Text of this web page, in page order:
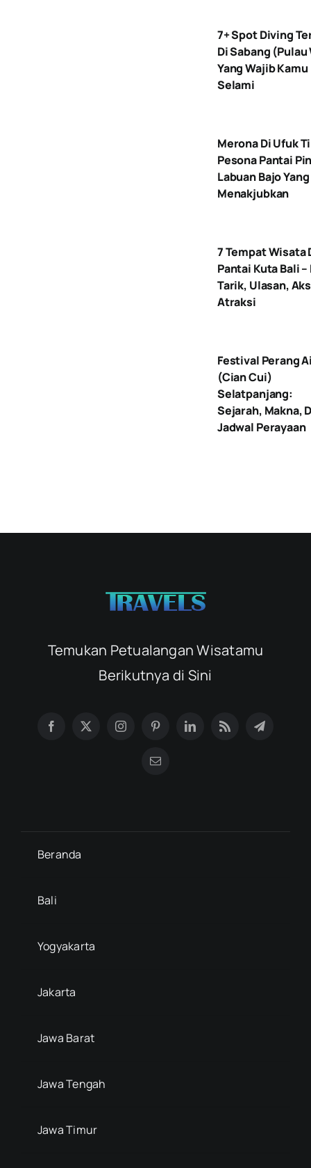
7+ Spot Diving
Di Sabang (Pulau
Yang Wajib Kamu
Selami
Merona Di Ufuk
Pesona Pantai
Labuan Bajo Yang
Menakjubkan
7 Tempat Wisata
Pantai Kuta Bali –
Tarik, Ulasan,
Atraksi
Festival Perang
(Cian Cui)
Selatpanjang:
Sejarah, Makna,
Jadwal Perayaan
Temukan Petualangan Wisatamu
Berikutnya di Sini
Beranda
Bali
Yogyakarta
Jakarta
Jawa Barat
Jawa Tengah
Jawa Timur